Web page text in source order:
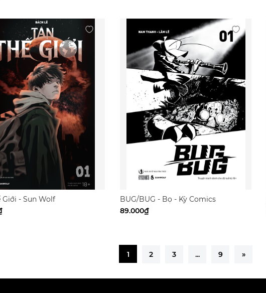
Giới - Sun Wolf
BUG/BUG - Bọ - Kỳ Comics
89.000₫
1 2 3 ... 9 »